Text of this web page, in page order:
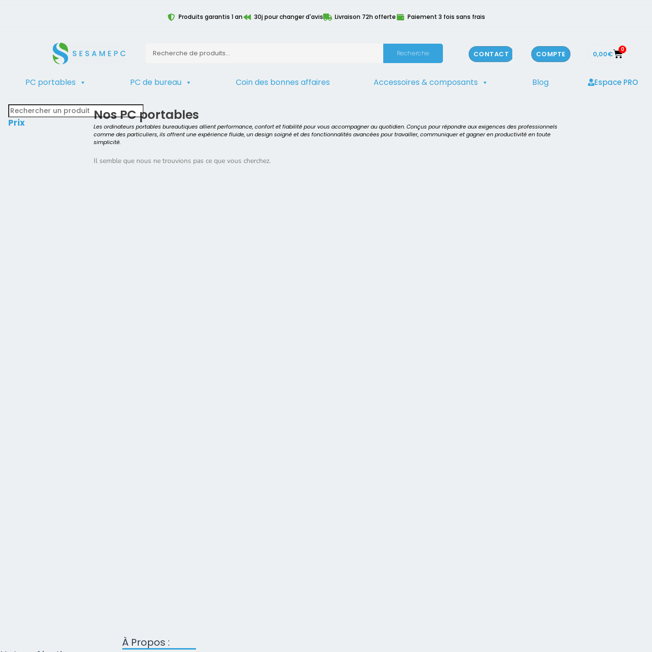
Produits garantis 1 an 30j pour changer d'avis Livraison 72h offerte Paiement 3 fois sans frais
Recherche CONTACT COMPTE 0,00€ 0
PC portables PC de bureau Coin des bonnes affaires Accessoires & composants Blog
Espace PRO
Prix Nos PC portables
Les ordinateurs portables bureautiques allient performance, confort et fiabilité pour vous accompagner au quotidien. Conçus pour répondre aux exigences des professionnels
comme des particuliers, ils offrent une expérience fluide, un design soigné et des fonctionnalités avancées pour travailler, communiquer et gagner en productivité en toute
simplicité.
Il semble que nous ne trouvions pas ce que vous cherchez.
À Propos :